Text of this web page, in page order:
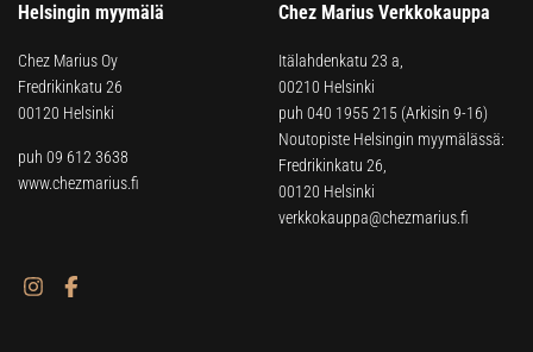
Helsingin myymälä
Chez Marius Oy
Fredrikinkatu 26
00120 Helsinki
puh 09 612 3638
www.chezmarius.fi
Chez Marius Verkkokauppa
Itälahdenkatu 23 a,
00210 Helsinki
puh 040 1955 215 (Arkisin 9-16)
Noutopiste Helsingin myymälässä:
Fredrikinkatu 26,
00120 Helsinki
verkkokauppa@chezmarius.fi